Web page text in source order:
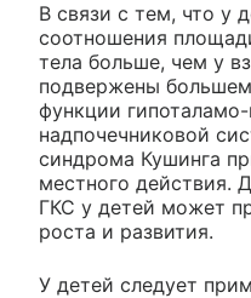
В связи с тем, что у
соотношения
тела больше, чем у
подвержены
функции
надпочечниковой
синдрома Кушинга
местного действия.
ГКС у детей может
роста и развития.
У детей следует